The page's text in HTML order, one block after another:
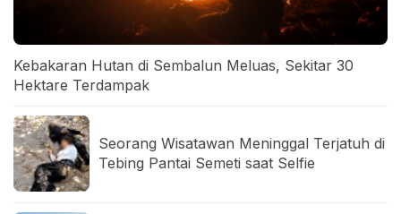
Kebakaran Hutan di Sembalun Meluas, Sekitar 30
Hektare Terdampak
Seorang Wisatawan Meninggal Terjatuh di
Tebing Pantai Semeti saat Selfie